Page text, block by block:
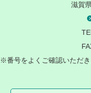
滋賀
※番号をよくご確認いただ